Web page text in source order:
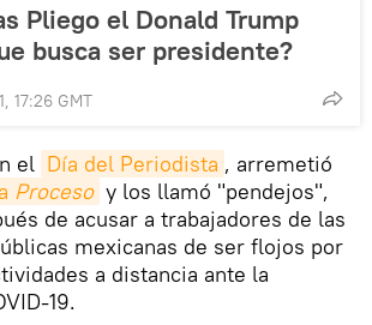
Pliego el Donald Trump
busca ser presidente?
17:26 GMT
el Día del Periodista , arremetió
Proceso y los llamó "pendejos",
de acusar a trabajadores de las
mexicanas de ser flojos por
a distancia ante la
19.